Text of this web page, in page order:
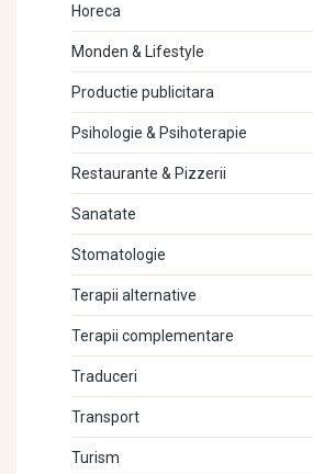
Horeca
Monden & Lifestyle
Productie publicitara
Psihologie & Psihoterapie
Restaurante & Pizzerii
Sanatate
Stomatologie
Terapii alternative
Terapii complementare
Traduceri
Transport
Turism